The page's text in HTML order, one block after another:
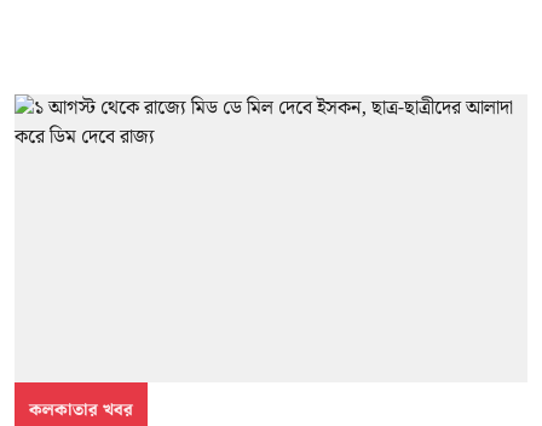
কলকাতার খবর